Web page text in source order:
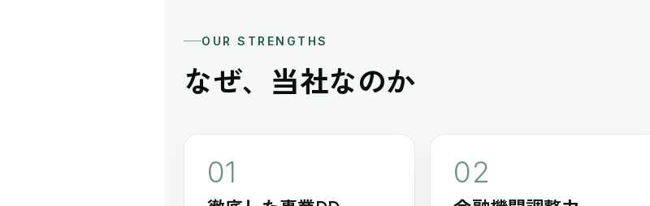
OUR STRENGTHS
なぜ、当社なのか
01 02